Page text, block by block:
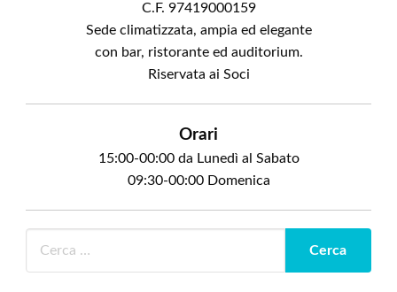
C.F. 97419000159
Sede climatizzata, ampia ed elegante
con bar, ristorante ed auditorium.
Riservata ai Soci
Orari
15:00-00:00 da Lunedì al Sabato
09:30-00:00 Domenica